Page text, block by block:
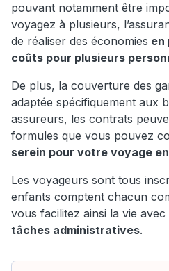
pouvant notamment être
voyagez à plusieurs,
de réaliser des économies en
coûts pour plusieurs
De plus, la couverture des
adaptée spécifiquement aux
assureurs, les contrats
formules que vous pouvez
serein pour votre voyage
Les voyageurs sont tous
enfants comptent chacun
vous facilitez ainsi la vie avec
tâches administratives.